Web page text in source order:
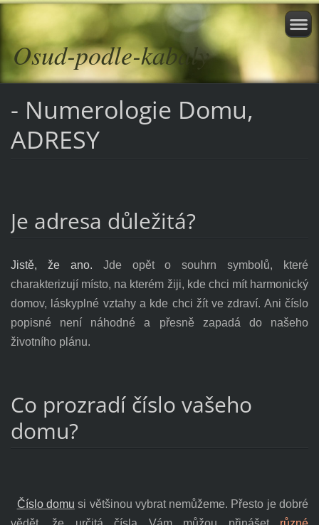
Osud-podle-kabaly
- Numerologie Domu,
ADRESY
Je adresa důležitá?
Jistě, že ano. Jde opět o souhrn symbolů, které
charakterizují místo, na kterém žiji, kde chci mít harmonický
domov, láskyplné vztahy a kde chci žít ve zdraví. Ani číslo
popisné není náhodné a přesně zapadá do našeho
životního plánu.
Co prozradí číslo vašeho
domu?
Číslo domu si většinou vybrat nemůžeme. Přesto je dobré